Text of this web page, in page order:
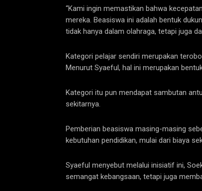
“Kami ingin memastikan bahwa
mereka. Beasiswa ini adalah bentuk
tidak hanya dalam olahraga, tetapi juga
Kategori pelajar sendiri merupakan
Menurut Syaeful, hal ini merupakan
Kategori itu pun mendapat sambutan
sekitarnya.
Pemberian beasiswa masing-masing
kebutuhan pendidikan, mulai dari biaya
Syaeful menyebut melalui inisiatif ini,
semangat kebangsaan, tetapi juga